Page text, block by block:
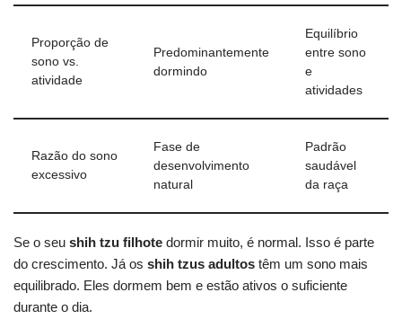
Proporção de
sono vs.
atividade
Predominantemente
dormindo
Equilíbrio
entre sono
e
atividades
Razão do sono
excessivo
Fase de
desenvolvimento
natural
Padrão
saudável
da raça
Se o seu shih tzu filhote dormir muito, é normal. Isso é parte
do crescimento. Já os shih tzus adultos têm um sono mais
equilibrado. Eles dormem bem e estão ativos o suficiente
durante o dia.